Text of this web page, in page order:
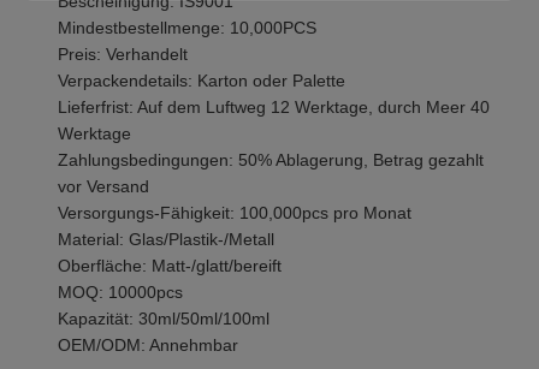
Mindestbestellmenge: 10,000PCS
Preis: Verhandelt
Verpackendetails: Karton oder Palette
Lieferfrist: Auf dem Luftweg 12 Werktage, durch Meer 40
Werktage
Zahlungsbedingungen: 50% Ablagerung, Betrag gezahlt
vor Versand
Versorgungs-Fähigkeit: 100,000pcs pro Monat
Material: Glas/Plastik-/Metall
Oberfläche: Matt-/glatt/bereift
MOQ: 10000pcs
Kapazität: 30ml/50ml/100ml
OEM/ODM: Annehmbar